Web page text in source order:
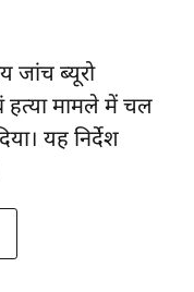
जांच ब्यूरो
मामलेमें चल
यह निर्देश